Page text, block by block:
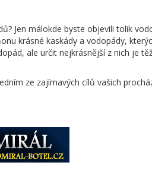
Jen málokde byste objevili tolik
krásné kaskády a vodopády,
ale určit nejkrásnější z nich je
ze zajímavých cílů vašich